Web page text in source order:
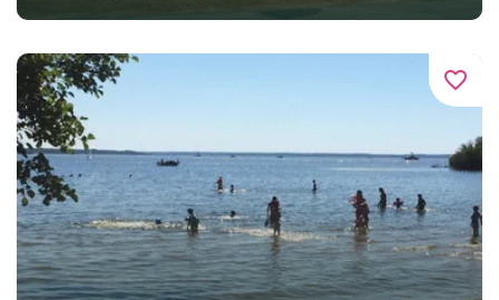
favorite_border